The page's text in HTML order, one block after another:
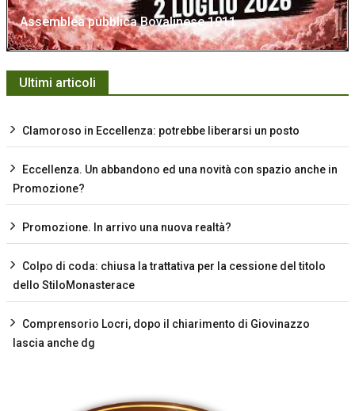
Assemblea pubblica Bovalinese 1911
Ultimi articoli
Clamoroso in Eccellenza: potrebbe liberarsi un posto
Eccellenza. Un abbandono ed una novità con spazio anche in
Promozione?
Promozione. In arrivo una nuova realtà?
Colpo di coda: chiusa la trattativa per la cessione del titolo
dello StiloMonasterace
Comprensorio Locri, dopo il chiarimento di Giovinazzo
lascia anche dg